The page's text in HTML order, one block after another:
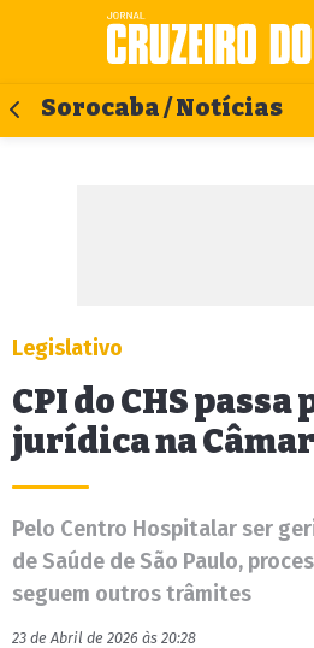
Sorocaba / Notícias
Legislativo
CPI do CHS
jurídica na
Pelo Centro Hospitalar ser
de Saúde de São Paulo,
seguem outros trâmites
23 de Abril de 2026 às 20:28